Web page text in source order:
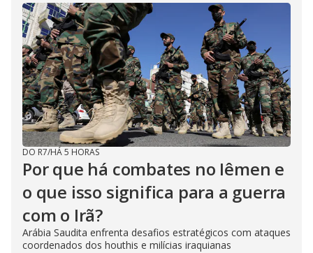
DO R7/HÁ 5 HORAS
Por que há combates no Iêmen e
o que isso significa para a guerra
com o Irã?
Arábia Saudita enfrenta desafios estratégicos com ataques
coordenados dos houthis e milícias iraquianas